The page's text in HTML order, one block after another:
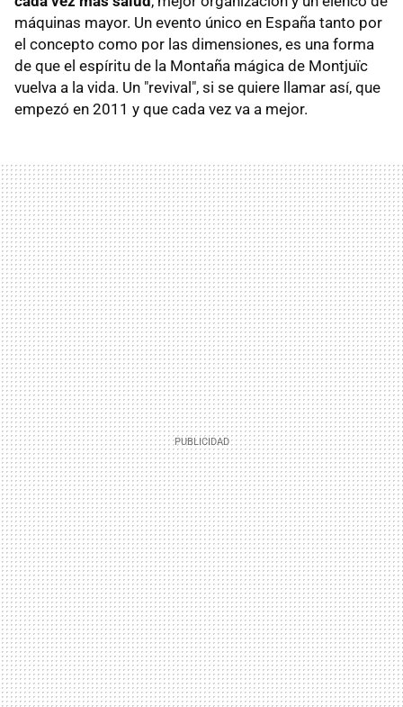
máquinas mayor. Un evento único en España tanto por
el concepto como por las dimensiones, es una forma
de que el espíritu de la Montaña mágica de Montjuïc
vuelva a la vida. Un "revival", si se quiere llamar así, que
empezó en 2011 y que cada vez va a mejor.